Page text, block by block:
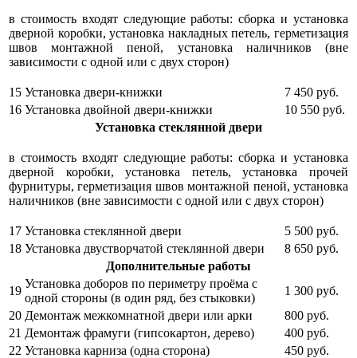
в стоимость входят следующие работы: сборка и установка
дверной коробки, установка накладных петель, герметизация
швов монтажной пеной, установка наличников (вне
зависимости с одной или с двух сторон)
15 Установка двери-книжки 7 450 руб.
16 Установка двойной двери-книжки 10 550 руб.
Установка стеклянной двери
в стоимость входят следующие работы: сборка и установка
дверной коробки, установка петель, установка прочей
фурнитуры, герметизация швов монтажной пеной, установка
наличников (вне зависимости с одной или с двух сторон)
17 Установка стеклянной двери 5 500 руб.
18 Установка двустворчатой стеклянной двери 8 650 руб.
Дополнительные работы
19
Установка доборов по периметру проёма с
одной стороны (в один ряд, без стыковки)
1 300 руб.
20 Демонтаж межкомнатной двери или арки 800 руб.
21 Демонтаж фрамуги (гипсокартон, дерево) 400 руб.
22 Установка карниза (одна сторона) 450 руб.